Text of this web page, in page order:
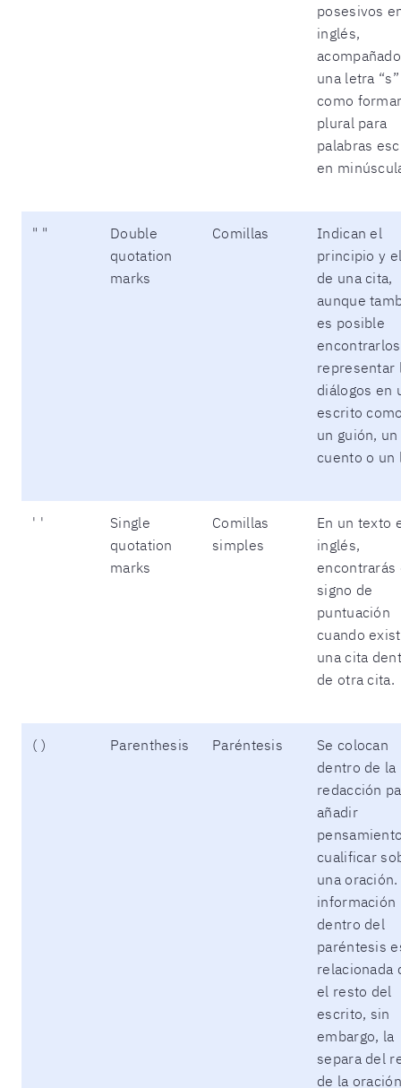
posesivos
inglés,
una letra
como
plural para
palabras
en
" "
Double
quotation
marks
Comillas
Indican el
principio y
de una cita,
aunque
es posible
representar
diálogos en
escrito
un guión, un
cuento o un
' '
Single
quotation
marks
Comillas
simples
En un texto
inglés,
encontrarás
signo de
puntuación
cuando
una cita
de otra cita.
( ) Parenthesis Paréntesis
Se colocan
dentro de la
redacción
añadir
cualificar
una oración.
información
dentro del
paréntesis
relacionada
el resto del
escrito, sin
embargo, la
separa del
de la